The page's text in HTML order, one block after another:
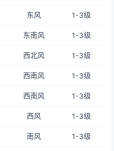
东风 1-3级
东南风 1-3级
西北风 1-3级
西南风 1-3级
西南风 1-3级
西风 1-3级
南风 1-3级